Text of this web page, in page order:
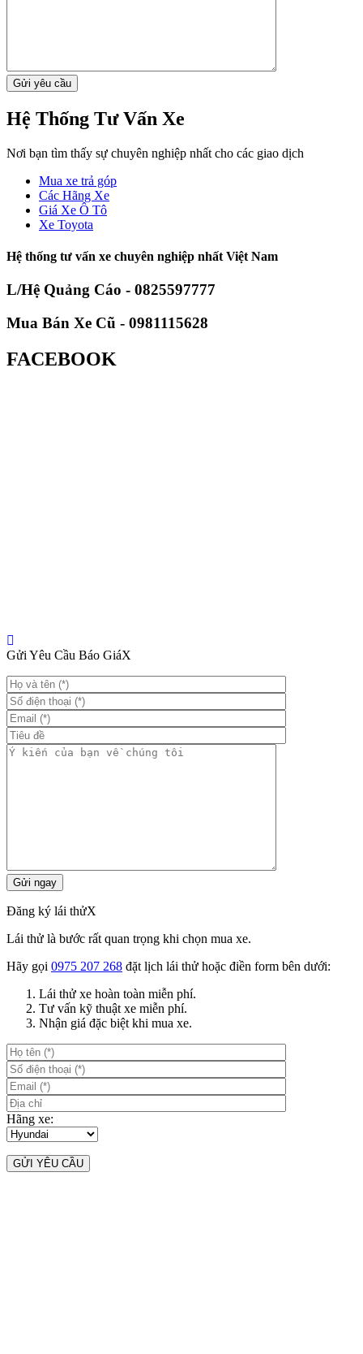
Hệ Thống Tư Vấn Xe
Nơi bạn tìm thấy sự chuyên nghiệp nhất cho các giao dịch
Mua xe trả góp
Các Hãng Xe
Giá Xe Ô Tô
Xe Toyota
Hệ thống tư vấn xe chuyên nghiệp nhất Việt Nam
L/Hệ Quảng Cáo - 0825597777
Mua Bán Xe Cũ - 0981115628
FACEBOOK
Gửi Yêu Cầu Báo GiáX
Đăng ký lái thửX
Lái thử là bước rất quan trọng khi chọn mua xe.
Hãy gọi 0975 207 268 đặt lịch lái thử hoặc điền form bên dưới:
Lái thử xe hoàn toàn miễn phí.
Tư vấn kỹ thuật xe miễn phí.
Nhận giá đặc biệt khi mua xe.
Hãng xe: